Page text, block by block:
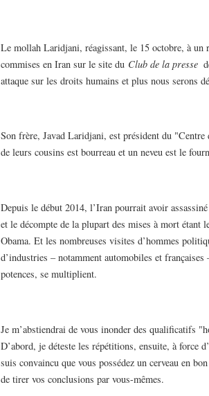
Le mollah Laridjani, réagissant, le 15 octobre, à un
commises en Iran sur le site du Club de la presse
attaque sur les droits humains et plus nous serons
Son frère, Javad Laridjani, est président du
de leurs cousins est bourreau et un neveu est le
Depuis le début 2014, l’Iran pourrait avoir
et le décompte de la plupart des mises à mort étant
Obama. Et les nombreuses visites d’hommes
d’industries – notamment automobiles et
potences, se multiplient.
Je m’abstiendrai de vous inonder des qualificatifs
D’abord, je déteste les répétitions, ensuite, à force
suis convaincu que vous possédez un cerveau en
de tirer vos conclusions par vous-mêmes.